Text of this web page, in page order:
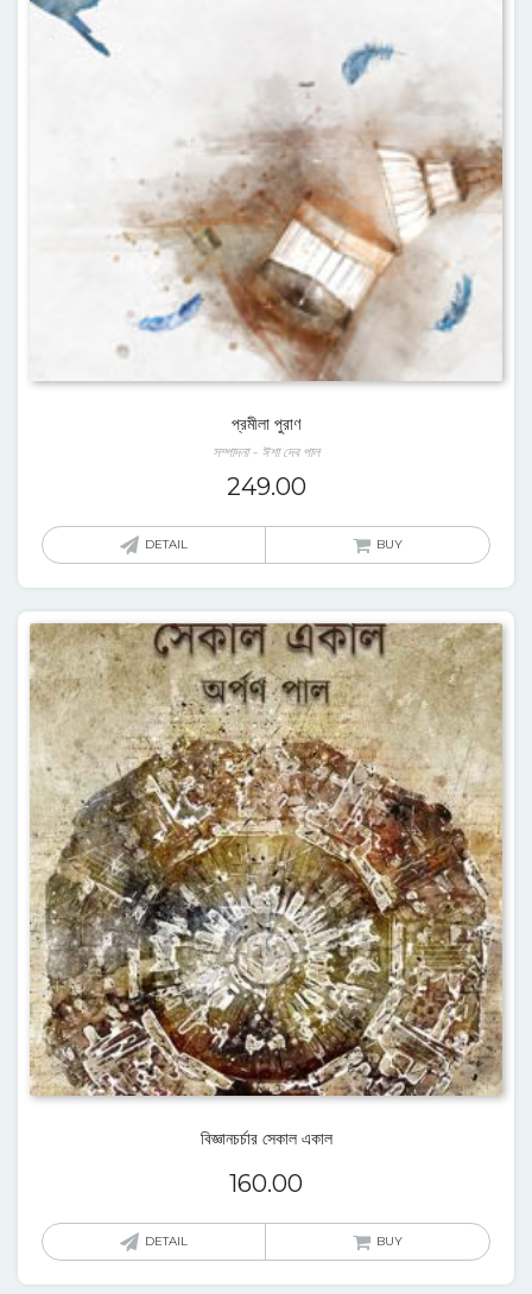
প্রমীলা পুরাণ
সম্পাদনা - ঈশা দেব পাল
249.00
DETAIL BUY
বিজ্ঞানচর্চার সেকাল একাল
160.00
DETAIL BUY